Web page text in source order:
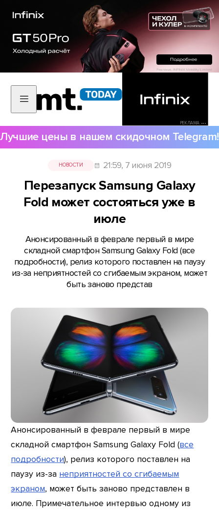
РЕКЛАМА •••
Лучшие цены в нашем скидочном Telegram!
НОВОСТИ 21:59, 7 июня 2019
Перезапуск Samsung Galaxy
Fold может состояться уже в
июле
Анонсированный в феврале первый в мире
складной смартфон Samsung Galaxy Fold (все
подробности), релиз которого поставлен на паузу
из-за неприятностей со сгибаемым экраном, может
быть заново представ
Анонсированный в феврале первый в мире
складной смартфон Samsung Galaxy Fold (все
подробности), релиз которого поставлен на
паузу из-за неприятностей со сгибаемым
экраном, может быть заново представлен в
июле. Примечательное интервью одному из